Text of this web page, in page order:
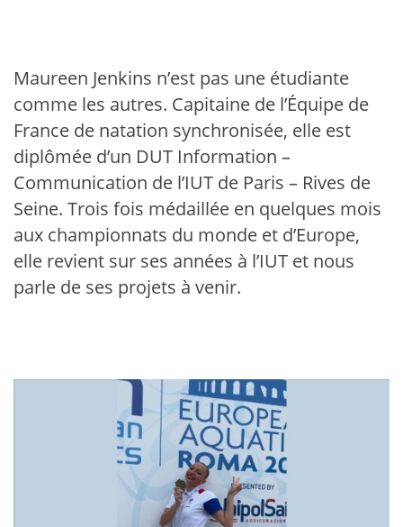
Maureen Jenkins n’est pas une étudiante
comme les autres. Capitaine de l’Équipe de
France de natation synchronisée, elle est
diplômée d’un DUT Information –
Communication de l’IUT de Paris – Rives de
Seine. Trois fois médaillée en quelques mois
aux championnats du monde et d’Europe,
elle revient sur ses années à l’IUT et nous
parle de ses projets à venir.